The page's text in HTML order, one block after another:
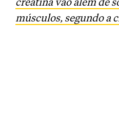
creatina vão além de
músculos, segundo a